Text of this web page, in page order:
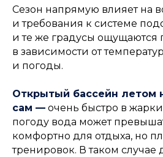
Сезон напрямую влияет на
и требования к системе
и те же градусы ощущаются
в зависимости от
и погоды.
Открытый бассейн летом
сам — очень быстро в
погоду вода может
комфортно для отдыха, но
тренировок. В таком случае